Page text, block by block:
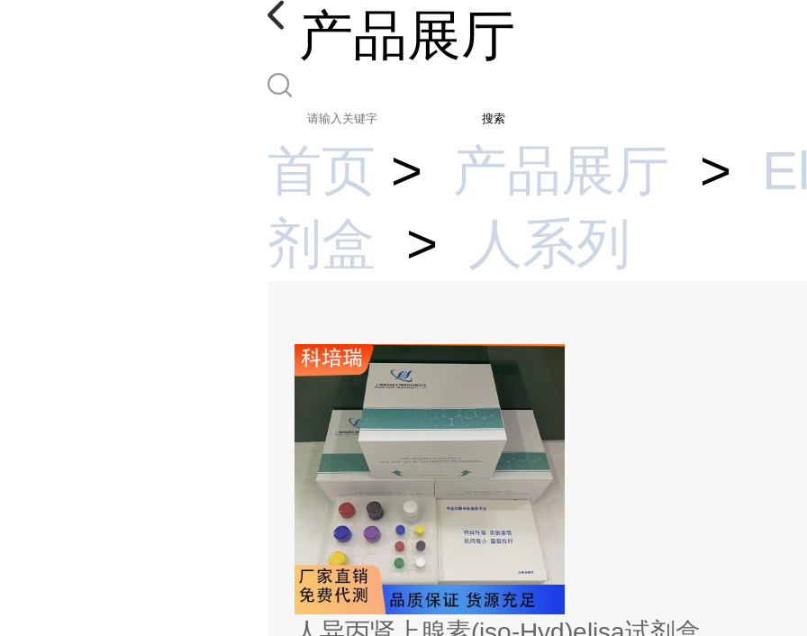
产品展厅
搜索
首页 > 产品展厅 >
剂盒 > 人系列